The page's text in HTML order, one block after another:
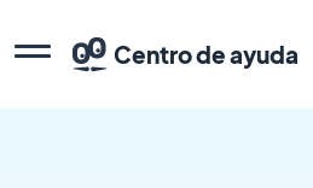
Centro de ayuda